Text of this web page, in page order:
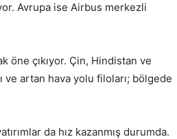
Avrupa ise Airbus merkezli
öne çıkıyor. Çin, Hindistan ve
ve artan hava yolu filoları; bölgede
da hız kazanmış durumda.